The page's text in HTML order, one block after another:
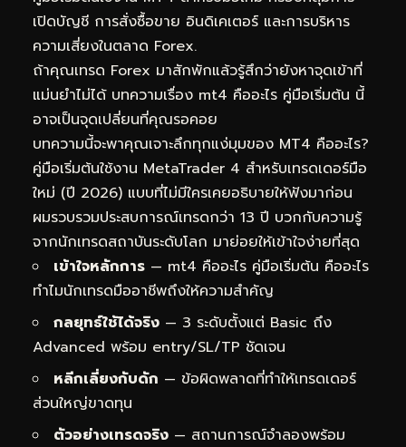
เปิดบัญชี การสั่งซื้อขาย อินดิเคเตอร์ และการบริหาร
ความเสี่ยงในตลาด Forex.
ถ้าคุณเทรด Forex มาสักพักแล้วรู้สึกว่ายังหาจุดเข้าที่
แม่นยำไม่ได้ บทความเรื่อง mt4 คืออะไร คู่มือเริ่มต้น นี้
อาจเป็นจุดเปลี่ยนที่คุณรอคอย
บทความนี้จะพาคุณเจาะลึกทุกแง่มุมของ MT4 คืออะไร?
คู่มือเริ่มต้นใช้งาน MetaTrader 4 สำหรับเทรดเดอร์มือ
ใหม่ (ปี 2026) แบบที่ไม่มีใครเคยอธิบายให้ฟังมาก่อน
ผมรวบรวมประสบการณ์เทรดกว่า 13 ปี บวกกับความรู้
จากนักเทรดสถาบันระดับโลก มาย่อยให้เข้าใจง่ายที่สุด
เข้าใจหลักการ — mt4 คืออะไร คู่มือเริ่มต้น คืออะไร
ทำไมนักเทรดมืออาชีพถึงให้ความสำคัญ
กลยุทธ์ใช้ได้จริง — 3 ระดับตั้งแต่ Basic ถึง
Advanced พร้อม entry/SL/TP ชัดเจน
หลีกเลี่ยงกับดัก — ข้อผิดพลาดที่ทำให้เทรดเดอร์
ส่วนใหญ่ขาดทุน
ตัวอย่างเทรดจริง — สถานการณ์จำลองพร้อม